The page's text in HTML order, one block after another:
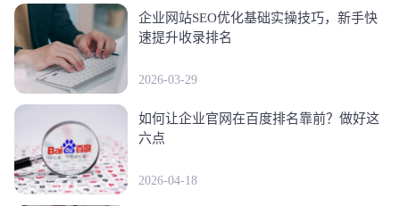
企业网站SEO优化基础实操技巧，新手快
速提升收录排名
2026-03-29
如何让企业官网在百度排名靠前？做好这
六点
2026-04-18